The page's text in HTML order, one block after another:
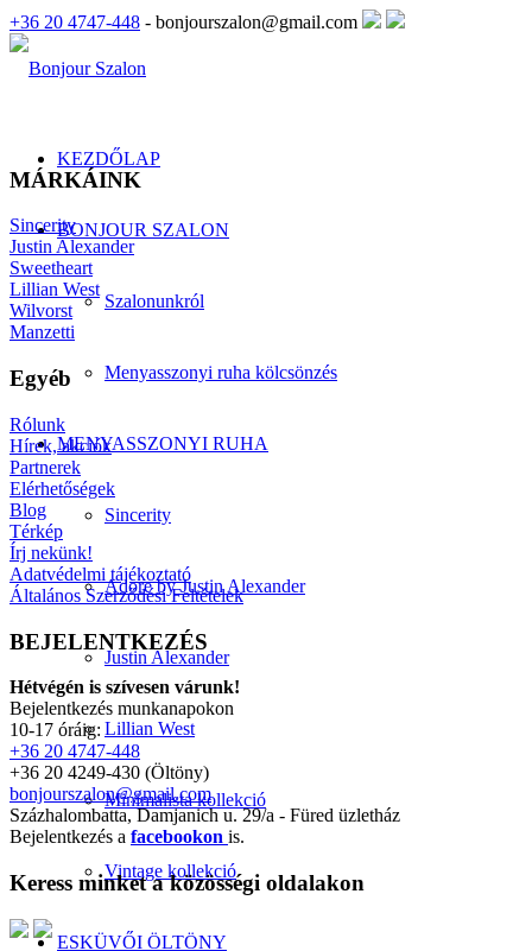
+36 20 4747-448 - bonjourszalon@gmail.com
KEZDŐLAP
BONJOUR SZALON
Szalonunkról
Menyasszonyi ruha kölcsönzés
MENYASSZONYI RUHA
Sincerity
Adore by Justin Alexander
Justin Alexander
Lillian West
Minimalista kollekció
Vintage kollekció
ESKÜVŐI ÖLTÖNY
MÁRKÁINK
Sincerity
Justin Alexander
Sweetheart
Lillian West
Wilvorst
Manzetti
Egyéb
Rólunk
Hírek, akciók
Partnerek
Elérhetőségek
Blog
Térkép
Írj nekünk!
Adatvédelmi tájékoztató
Általános Szerződési Feltételek
BEJELENTKEZÉS
Hétvégén is szívesen várunk!
Bejelentkezés munkanapokon
10-17 óráig:
+36 20 4747-448
+36 20 4249-430 (Öltöny)
bonjourszalon@gmail.com
Százhalombatta, Damjanich u. 29/a - Füred üzletház
Bejelentkezés a facebookon is.
Keress minket a közösségi oldalakon